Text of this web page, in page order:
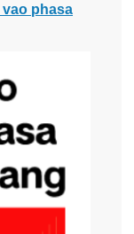
vao phasa